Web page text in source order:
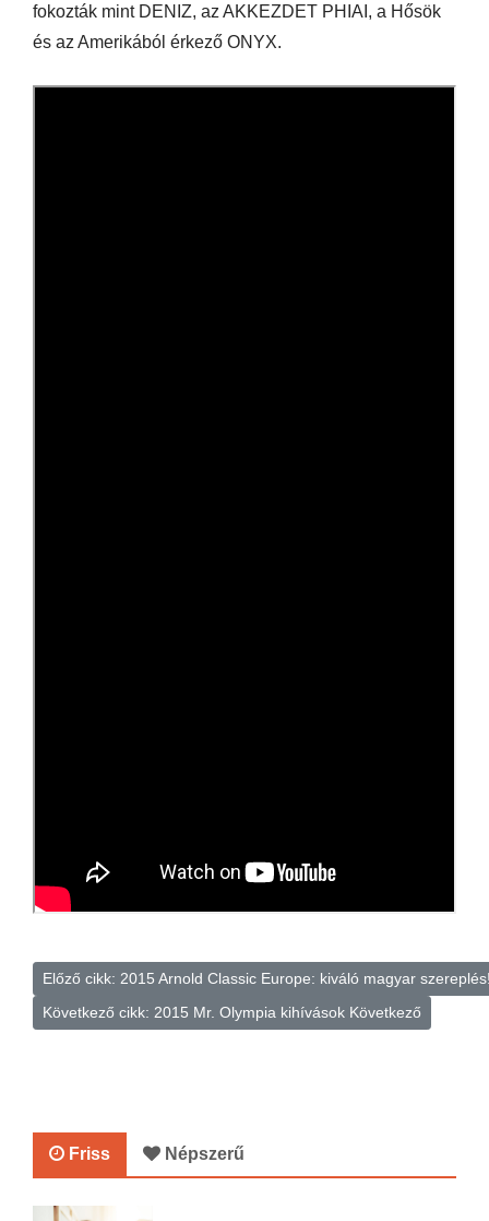
fokozták mint DENIZ, az AKKEZDET PHIAI, a Hősök
és az Amerikából érkező ONYX.
Előző cikk: 2015 Arnold Classic Europe: kiváló magyar
Következő cikk: 2015 Mr. Olympia kihívások Következő
Friss Népszerű